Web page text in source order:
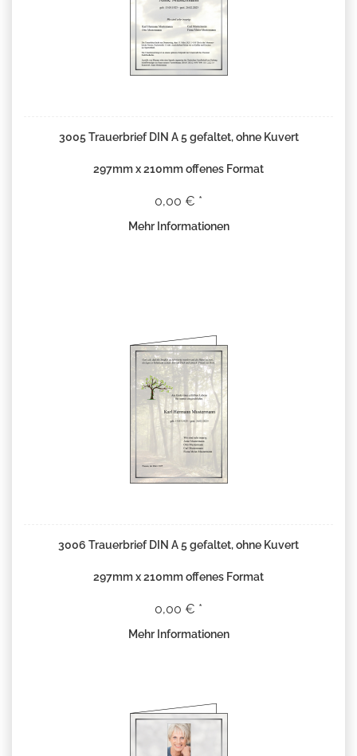
3005 Trauerbrief DIN A 5 gefaltet, ohne Kuvert
297mm x 210mm offenes Format
0,00 € *
Mehr Informationen
3006 Trauerbrief DIN A 5 gefaltet, ohne Kuvert
297mm x 210mm offenes Format
0,00 € *
Mehr Informationen